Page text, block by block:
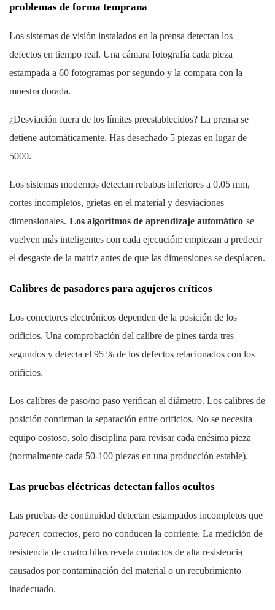
problemas de forma temprana
Los sistemas de visión instalados en la prensa detectan los
defectos en tiempo real. Una cámara fotografía cada pieza
estampada a 60 fotogramas por segundo y la compara con la
muestra dorada.
¿Desviación fuera de los límites preestablecidos? La prensa se
detiene automáticamente. Has desechado 5 piezas en lugar de
5000.
Los sistemas modernos detectan rebabas inferiores a 0,05 mm,
cortes incompletos, grietas en el material y desviaciones
dimensionales. Los algoritmos de aprendizaje automático se
vuelven más inteligentes con cada ejecución: empiezan a predecir
el desgaste de la matriz antes de que las dimensiones se desplacen.
Calibres de pasadores para agujeros críticos
Los conectores electrónicos dependen de la posición de los
orificios. Una comprobación del calibre de pines tarda tres
segundos y detecta el 95 % de los defectos relacionados con los
orificios.
Los calibres de paso/no paso verifican el diámetro. Los calibres de
posición confirman la separación entre orificios. No se necesita
equipo costoso, solo disciplina para revisar cada enésima pieza
(normalmente cada 50-100 piezas en una producción estable).
Las pruebas eléctricas detectan fallos ocultos
Las pruebas de continuidad detectan estampados incompletos que
parecen correctos, pero no conducen la corriente. La medición de
resistencia de cuatro hilos revela contactos de alta resistencia
causados ​​por contaminación del material o un recubrimiento
inadecuado.